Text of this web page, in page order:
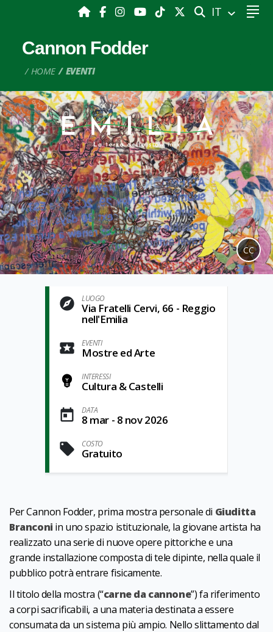
CERCA
IT
Cannon Fodder
HOME EVENTI
CC
LUOGO
Via Fratelli Cervi, 66 - Reggio
nell'Emilia
EVENTI
Mostre ed Arte
INTERESSI
Cultura & Castelli
DATA
8 mar - 8 nov 2026
COSTO
Gratuito
Per Cannon Fodder, prima mostra personale di Giuditta
Branconi in uno spazio istituzionale, la giovane artista ha
realizzato una serie di nuove opere pittoriche e una
grande installazione composta di tele dipinte, nella quale il
pubblico potrà entrare fisicamente.
Il titolo della mostra (“carne da cannone”) fa riferimento
a corpi sacrificabili, a una materia destinata a essere
consumata da un sistema più ampio. Nello slittamento dal